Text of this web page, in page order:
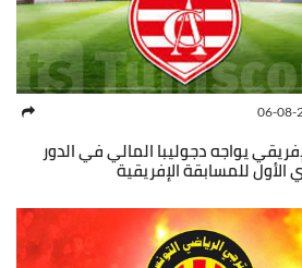
06-08-
يواجه دجوليبا المالي في الدور
الأول للمسابقة الإفريقية